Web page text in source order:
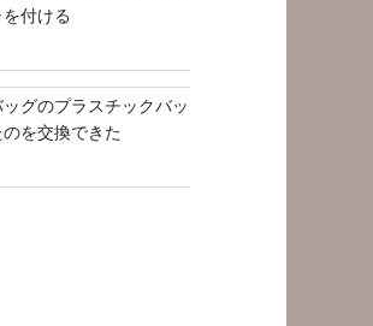
付ける
グのプラスチックバッ
を交換できた